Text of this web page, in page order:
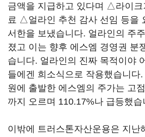
금액을 지급하고 있다며 △라이크
료 △얼라인 추천 감사 선임 등을
서한을 보냈습니다. 얼라인의 주
졌고 이는 향후 에스엠 경영권 분
습니다. 얼라인의 진짜 목적이야
들에겐 희소식으로 작용했습니다
원에 출발한 에스엠의 주가는 고
까지 오르며 110.17%나 급등했습
이밖에 트러스톤자산운용은 지난